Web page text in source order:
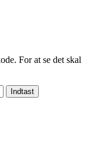
For at se det skal